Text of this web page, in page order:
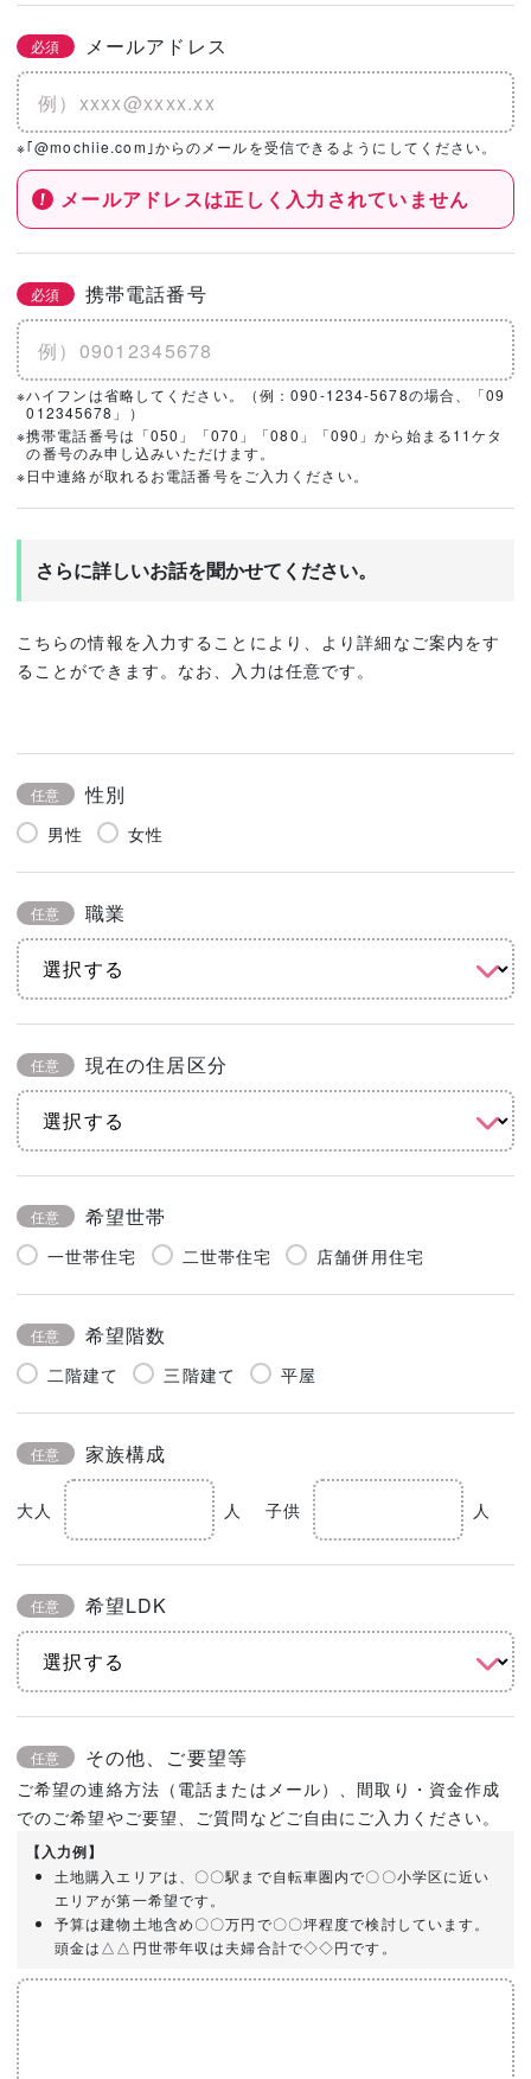
必須 メールアドレス
※｢@mochiie.com｣からのメールを受信できるようにしてください。
メールアドレスは正しく入力されていません
必須 携帯電話番号
※ハイフンは省略してください。（例：090-1234-5678の場合、「09
012345678」）
※携帯電話番号は「050」「070」「080」「090」から始まる11ケタ
の番号のみ申し込みいただけます。
※日中連絡が取れるお電話番号をご入力ください。
さらに詳しいお話を聞かせてください。
こちらの情報を入力することにより、より詳細なご案内をす
ることができます。なお、入力は任意です。
任意 性別
男性 女性
任意 職業
任意 現在の住居区分
任意 希望世帯
一世帯住宅 二世帯住宅 店舗併用住宅
任意 希望階数
二階建て 三階建て 平屋
任意 家族構成
大人 人 子供 人
任意 希望LDK
任意 その他、ご要望等
ご希望の連絡方法（電話またはメール）、間取り・資金作成
でのご希望やご要望、ご質問などご自由にご入力ください。
【入力例】
土地購入エリアは、〇〇駅まで自転車圏内で〇〇小学区に近い
エリアが第一希望です。
予算は建物土地含め〇〇万円で〇〇坪程度で検討しています。
頭金は△△円世帯年収は夫婦合計で◇◇円です。